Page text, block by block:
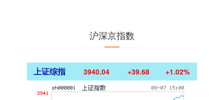
沪深京指数
上证综指 3940.04 +39.68 +1.02%